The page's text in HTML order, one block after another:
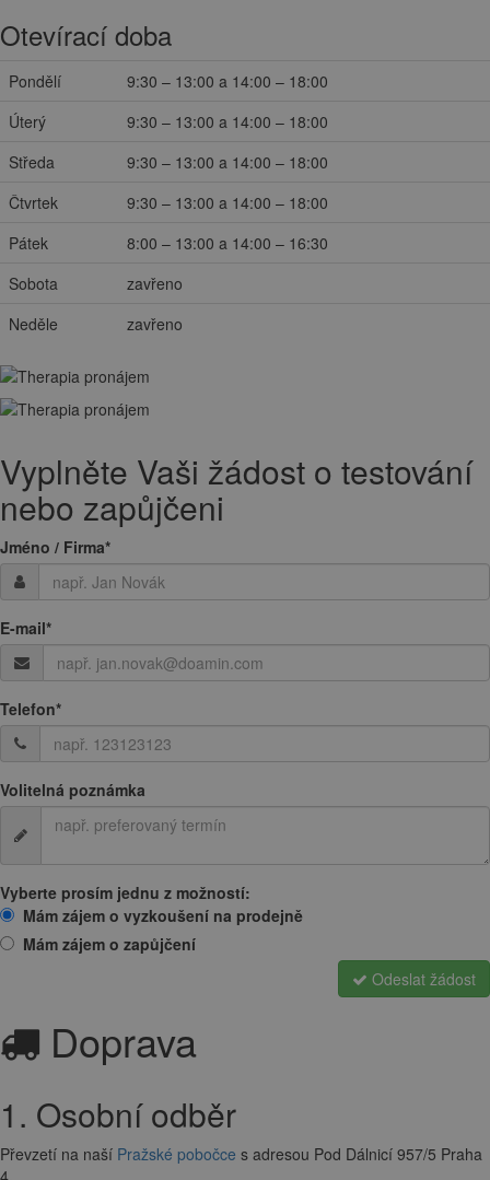
Otevírací doba
Pondělí
9:30 – 13:00 a 14:00 – 18:00
Úterý
9:30 – 13:00 a 14:00 – 18:00
Středa
9:30 – 13:00 a 14:00 – 18:00
Čtvrtek
9:30 – 13:00 a 14:00 – 18:00
Pátek
8:00 – 13:00 a 14:00 – 16:30
Sobota
zavřeno
Neděle
zavřeno
Vyplněte Vaši žádost o testování
nebo zapůjčeni
Jméno / Firma*
E-mail*
Telefon*
Volitelná poznámka
Vyberte prosím jednu z možností:
Mám zájem o vyzkoušení na prodejně
Mám zájem o zapůjčení
Odeslat žádost
Doprava
1. Osobní odběr
Převzetí na naší Pražské pobočce s adresou Pod Dálnicí 957/5 Praha
4.